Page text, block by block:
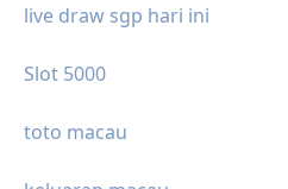
live draw sgp hari ini
Slot 5000
toto macau